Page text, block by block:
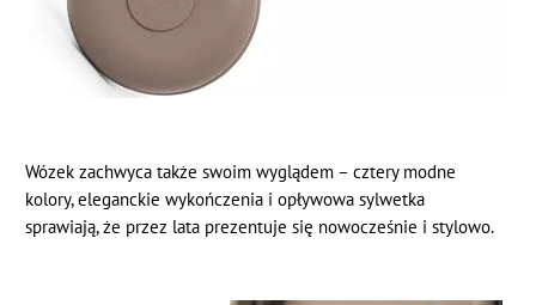
Wózek zachwyca także swoim wyglądem – cztery modne
kolory, eleganckie wykończenia i opływowa sylwetka
sprawiają, że przez lata prezentuje się nowocześnie i stylowo.